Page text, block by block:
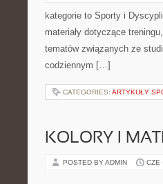
kategorie to Sporty i
materiały dotyczące
tematów związanych ze
codziennym […]
CATEGORIES: ARTYKUŁY
KOLORY I
POSTED BY ADMIN CZE